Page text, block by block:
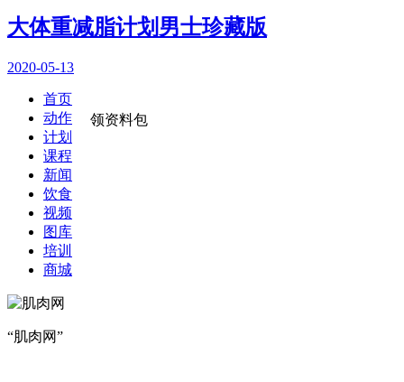
大体重减脂计划男士珍藏版
2020-05-13
领资料包
首页
动作
计划
课程
新闻
饮食
视频
图库
培训
商城
“肌肉网”